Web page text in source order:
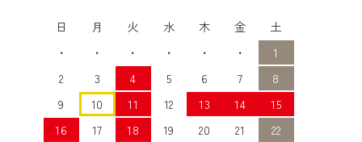
日 月 火 水 木 金
土
・
・ ・ ・ ・ ・
1
2
3 4 5 6 7
8
9
10 11 12 13 14
15
16
17 18 19 20 21
22